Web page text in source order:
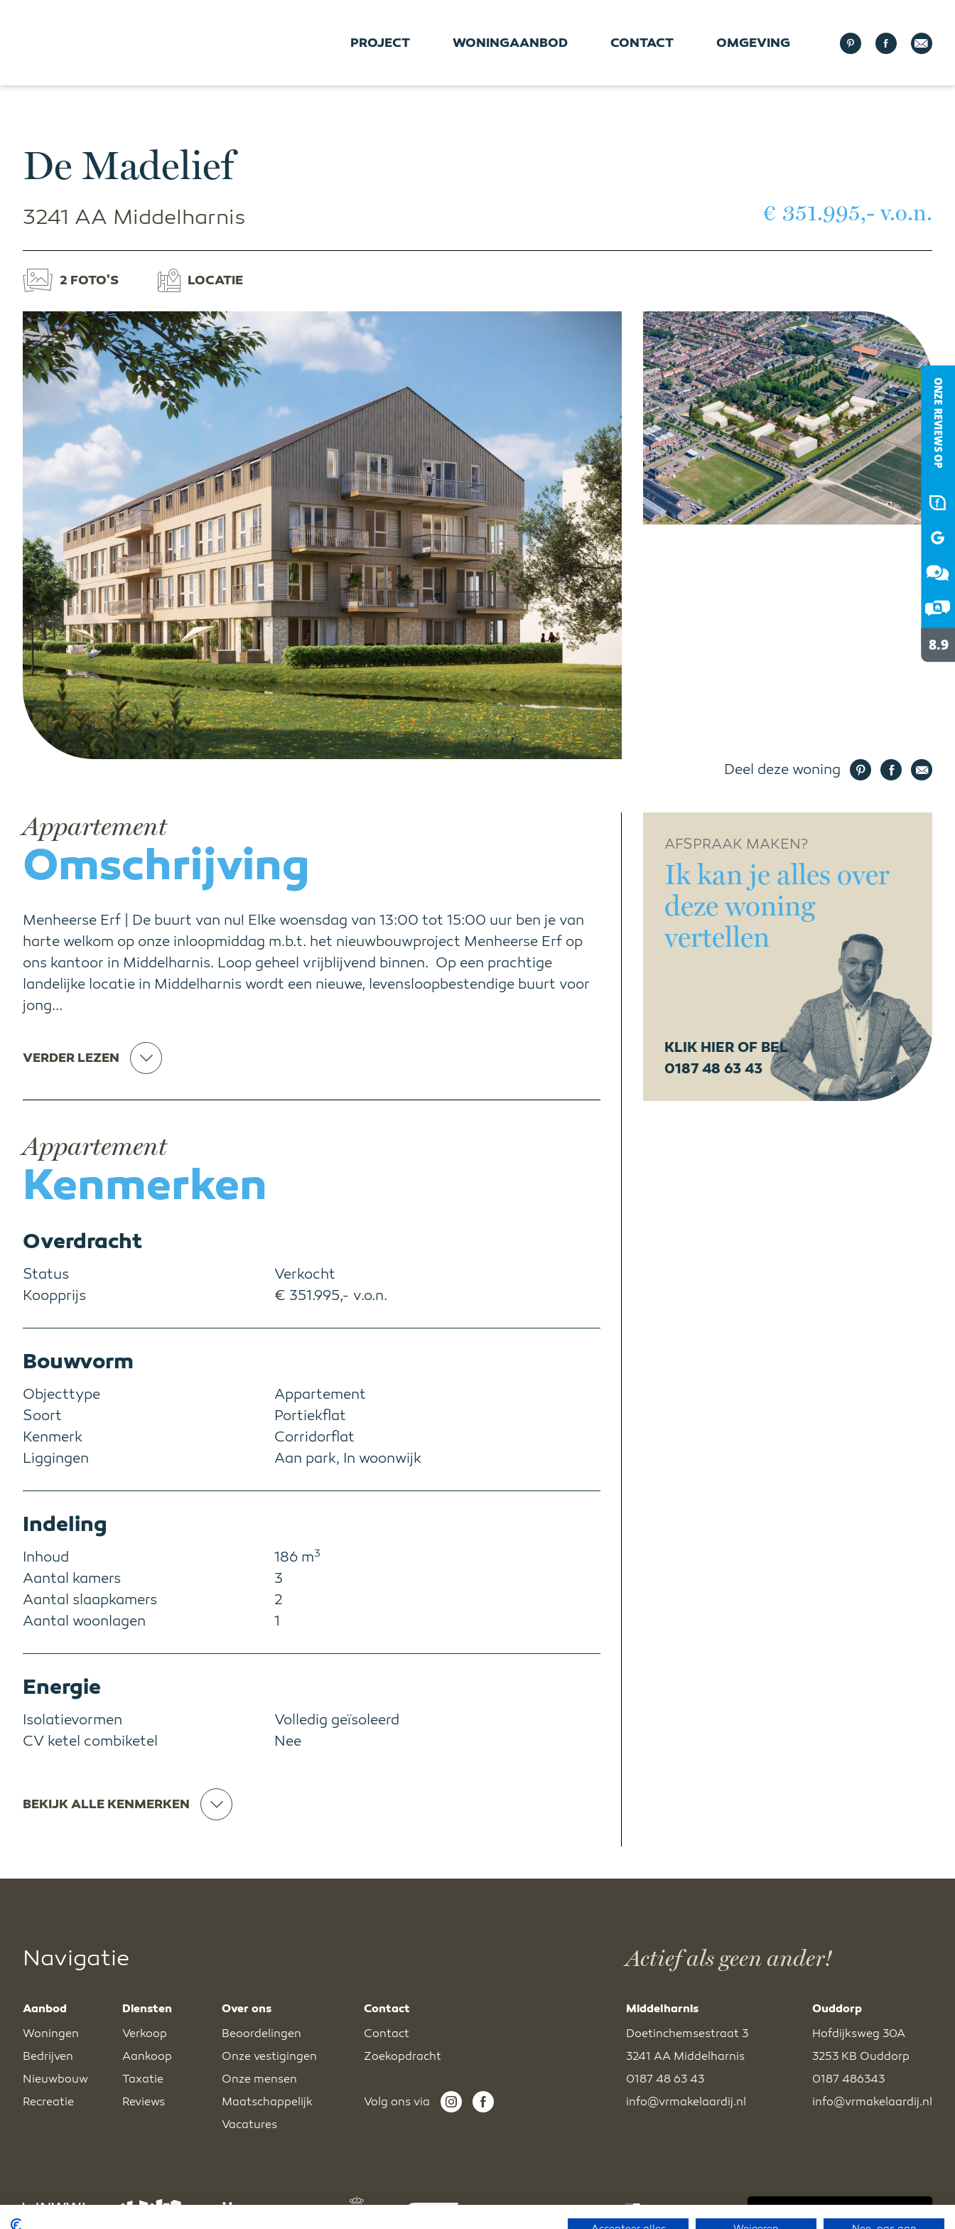
PROJECT WONINGAANBOD CONTACT OMGEVING
De Madelief
3241 AA Middelharnis € 351.995,- v.o.n.
2 FOTO'S LOCATIE
Deel deze woning
Appartement
Omschrijving
Menheerse Erf | De buurt van nu! Elke woensdag van 13:00 tot 15:00 uur ben je van
harte welkom op onze inloopmiddag m.b.t. het nieuwbouwproject Menheerse Erf op
ons kantoor in Middelharnis. Loop geheel vrijblijvend binnen. Op een prachtige
landelijke locatie in Middelharnis wordt een nieuwe, levensloopbestendige buurt voor
jong...
VERDER LEZEN
Appartement
Kenmerken
Overdracht
Status
Verkocht
Koopprijs
€ 351.995,- v.o.n.
Bouwvorm
Objecttype
Appartement
Soort
Portiekflat
Kenmerk
Corridorflat
Liggingen
Aan park, In woonwijk
Indeling
Inhoud 186 m3
Aantal kamers
3
Aantal slaapkamers
2
Aantal woonlagen
1
Energie
Isolatievormen
Volledig geïsoleerd
CV ketel combiketel
Nee
BEKIJK ALLE KENMERKEN
AFSPRAAK MAKEN?
Ik kan je alles over
deze woning
vertellen
KLIK HIER OF BEL
0187 48 63 43
Navigatie
Aanbod
Woningen
Bedrijven
Nieuwbouw
Recreatie
Diensten
Verkoop
Aankoop
Taxatie
Reviews
Over ons
Beoordelingen
Onze vestigingen
Onze mensen
Maatschappelijk
Vacatures
Contact
Contact
Zoekopdracht
Volg ons via
Actief als geen ander!
Middelharnis
Doetinchemsestraat 3
3241 AA Middelharnis
0187 48 63 43
info@vrmakelaardij.nl
Ouddorp
Hofdijksweg 30A
3253 KB Ouddorp
0187 486343
info@vrmakelaardij.nl